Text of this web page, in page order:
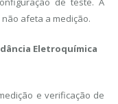
afeta a medição.
Eletroquímica
e verificação de